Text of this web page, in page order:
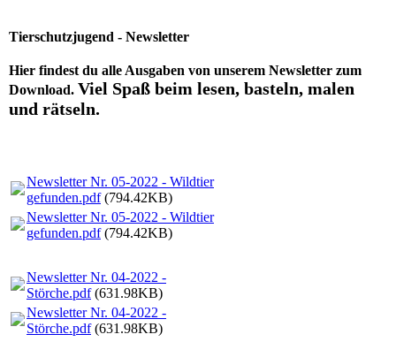
Tierschutzjugend - Newsletter
Hier findest du alle Ausgaben von unserem Newsletter zum
Download. Viel Spaß beim lesen, basteln, malen
und rätseln.
Newsletter Nr. 05-2022 - Wildtier
gefunden.pdf(794.42KB)
Newsletter Nr. 05-2022 - Wildtier
gefunden.pdf(794.42KB)
Newsletter Nr. 04-2022 -
Störche.pdf(631.98KB)
Newsletter Nr. 04-2022 -
Störche.pdf(631.98KB)